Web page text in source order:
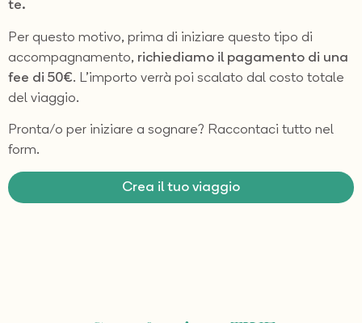
te.
Per questo motivo, prima di iniziare questo tipo di
accompagnamento, richiediamo il pagamento di una
fee di 50€. L’importo verrà poi scalato dal costo totale
del viaggio.
Pronta/o per iniziare a sognare? Raccontaci tutto nel
form.
Crea il tuo viaggio